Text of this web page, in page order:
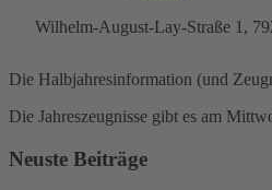
Wilhelm-August-Lay-Straße 1,
Die Halbjahresinformation (und
Die Jahreszeugnisse gibt es am
Neuste Beiträge